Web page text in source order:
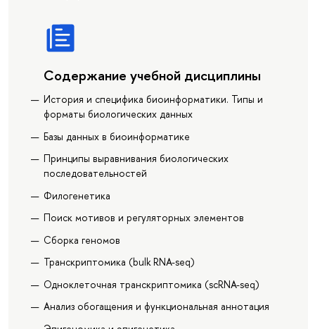
Содержание учебной дисциплины
История и специфика биоинформатики. Типы и
форматы биологических данных
Базы данных в биоинформатике
Принципы выравнивания биологических
последовательностей
Филогенетика
Поиск мотивов и регуляторных элементов
Сборка геномов
Транскриптомика (bulk RNA-seq)
Одноклеточная транскриптомика (scRNA-seq)
Анализ обогащения и функциональная аннотация